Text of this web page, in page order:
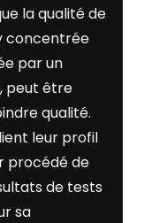
la qualité de
concentrée
par un
peut être
qualité.
leur profil
procédé de
de tests
sa